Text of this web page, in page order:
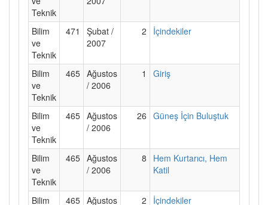
Teknik
Bilim
ve
Teknik
471
Şubat /
2007
2 İçindekiler
Bilim
ve
Teknik
465 Ağustos
/ 2006
1 Giriş
Bilim
ve
Teknik
465 Ağustos
/ 2006
26 Güneş İçin Buluştuk
Bilim
ve
Teknik
465 Ağustos
/ 2006
8
Hem Kurtarıcı, Hem
Katil
Bilim 465 Ağustos 2 İçindekiler